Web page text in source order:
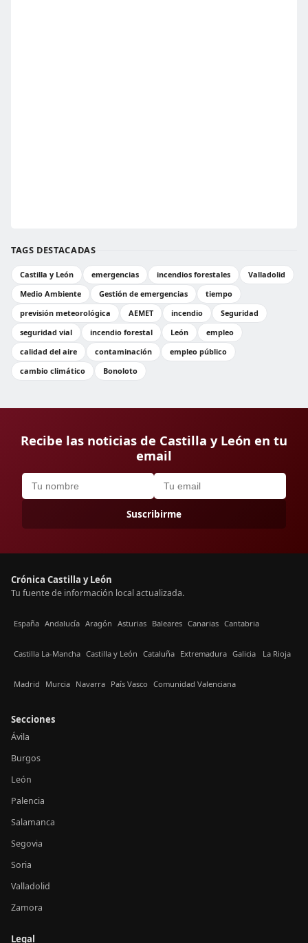
TAGS DESTACADAS
Castilla y León emergencias incendios forestales
Valladolid
Medio Ambiente
Gestión de emergencias
tiempo
previsión meteorológica
AEMET incendio
Seguridad
seguridad vial
incendio forestal León
empleo
calidad del aire
contaminación
empleo público
cambio climático
Bonoloto
Recibe las noticias de Castilla y León en tu
email
Suscribirme
Crónica Castilla y León
Tu fuente de información local actualizada.
España Andalucía Aragón Asturias Baleares Canarias Cantabria
Castilla La-Mancha Castilla y León Cataluña Extremadura Galicia La Rioja
Madrid Murcia Navarra País Vasco Comunidad Valenciana
Secciones
Ávila
Burgos
León
Palencia
Salamanca
Segovia
Soria
Valladolid
Zamora
Legal